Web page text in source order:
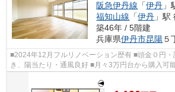
阪急伊丹線 「伊丹 」
福知山線 「伊丹 」駅
築46年 / 5階建
兵庫県伊丹市昆陽５
■2024年12月フルリノベーション歴有 ■頭金０円・
き、陽当たり・通風良好 ■月々3万円台から購入可能 ■即日内覧可能 ■広々空